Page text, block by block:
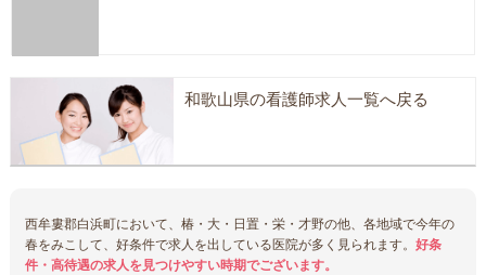
和歌山県の看護師求人一覧へ戻る
西牟婁郡白浜町において、椿・大・日置・栄・才野の他、各地域で今年の
春をみこして、好条件で求人を出している医院が多く見られます。 好条
件・高待遇の求人を見つけやすい時期でございます。